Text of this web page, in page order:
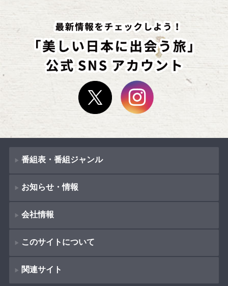
番組表・番組ジャンル
番組表
番組ジャンル
ドラマ
映画
お知らせ・情報
新着情報
お知らせ
イベント
会社情報
会社概要
（Company Information）
このサイトについて
著作権とリンク
関連サイト